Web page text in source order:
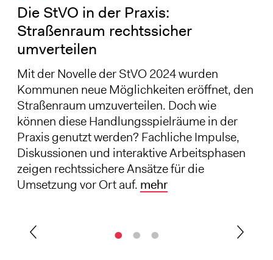
Die StVO in der Praxis:
Straßenraum rechtssicher
umverteilen
Mit der Novelle der StVO 2024 wurden
Kommunen neue Möglichkeiten eröffnet, den
Straßenraum umzuverteilen. Doch wie
können diese Handlungsspielräume in der
Praxis genutzt werden? Fachliche Impulse,
Diskussionen und interaktive Arbeitsphasen
zeigen rechtssichere Ansätze für die
Umsetzung vor Ort auf. mehr